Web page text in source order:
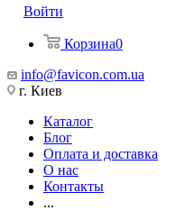
Войти
Корзина0
info@favicon.com.ua
г. Киев
Каталог
Блог
Оплата и доставка
О нас
Контакты
...